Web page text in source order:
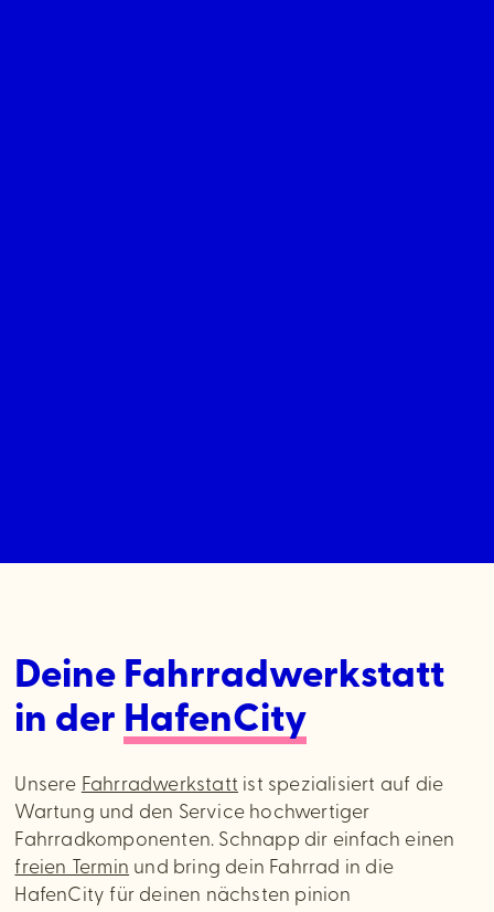
Deine Fahrradwerkstatt
in derHafenCity
Unsere Fahrradwerkstatt ist spezialisiert auf die
Wartung und den Service hochwertiger
Fahrradkomponenten. Schnapp dir einfach einen
freien Termin und bring dein Fahrrad in die
HafenCity für deinen nächsten pinion